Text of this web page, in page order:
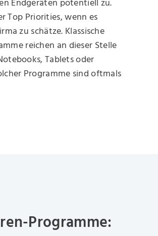
Endgeräten potentiell zu.
Top Priorities, wenn es
zu schätze. Klassische
reichen an dieser Stelle
Tablets oder
Programme sind oftmals
Programme: